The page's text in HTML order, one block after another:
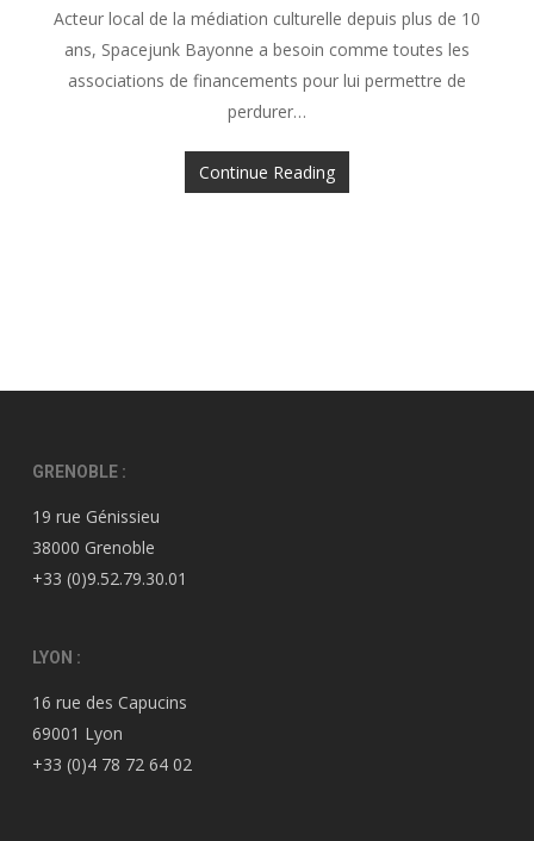
Acteur local de la médiation culturelle depuis plus de 10
ans, Spacejunk Bayonne a besoin comme toutes les
associations de financements pour lui permettre de
perdurer…
Continue Reading
GRENOBLE :
19 rue Génissieu
38000 Grenoble
+33 (0)9.52.79.30.01
LYON :
16 rue des Capucins
69001 Lyon
+33 (0)4 78 72 64 02